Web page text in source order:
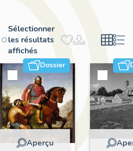
Sélectionner
les résultats
affichés
Dossier
Aperçu